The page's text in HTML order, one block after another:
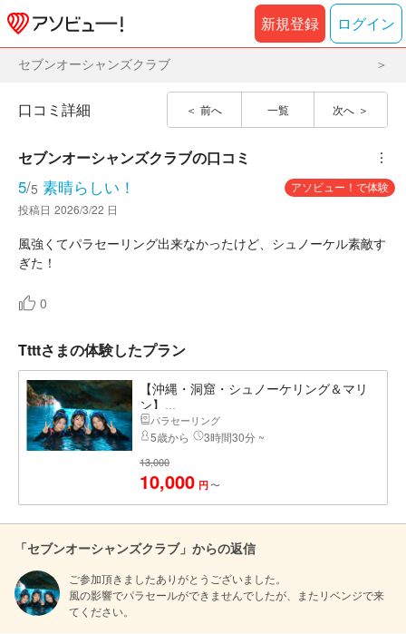
新規登録 ログイン
セブンオーシャンズクラブ
前へ 一覧 次へ
口コミ詳細
セブンオーシャンズクラブの口コミ ︙
5/5 素晴らしい！
アソビュー！で体験
投稿日 2026/3/22 日
風強くてパラセーリング出来なかったけど、シュノーケル素敵す
ぎた！
0
Ttttさまの体験したプラン
【沖縄・洞窟・シュノーケリング＆マリ
ン】...
パラセーリング
5歳から 3時間30分 ~
13,000
10,000 円 〜
「セブンオーシャンズクラブ」からの返信
ご参加頂きましたありがとうございました。
風の影響でパラセールができませんでしたが、またリベンジで来
てください。